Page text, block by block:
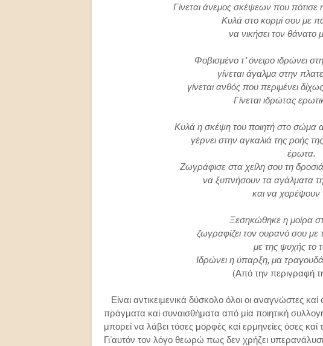
Γίνεται άνεμος σκέψεων που
Κυλά στο κορμί σου με
να νικήσει τον θάνατο
Φοβισμένο τ’ όνειρο ιδρώνει
γίνεται άγαλμα στην
γίνεται ανθός που περιμένει
Γίνεται ιδρώτας
Κυλά η σκέψη του ποιητή στο σώμα
γέρνει στην αγκαλιά της ροής
έρωτα.
Ζωγράφισε στα χείλη σου τη δροσιά
να ξυπνήσουν τα αγάλματα
και να χορέψουν
Ξεσηκώθηκε η μοίρα
ζωγραφίζει τον ουρανό σου με
με της ψυχής το
Ιδρώνει η ύπαρξη, μα τραγουδά
(Από την περιγραφή
Είναι αντικειμενικά δύσκολο όλοι οι αναγνώστες
πράγματα καί συναισθήματα από μία ποιητική
μπορεί να λάβει τόσες μορφές καί ερμηνείες όσες
Γι'αυτόν τον λόγο θεωρώ πως δεν χρήζει